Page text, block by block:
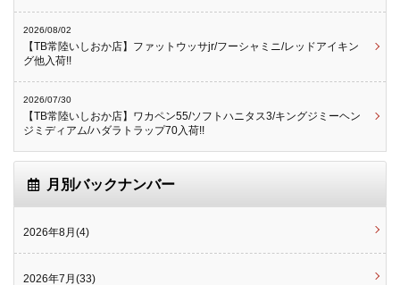
2026/08/02
【TB常陸いしおか店】ファットウッサjr/フーシャミニ/レッドアイキン
グ他入荷!!
2026/07/30
【TB常陸いしおか店】ワカペン55/ソフトハニタス3/キングジミーヘン
ジミディアム/ハダラトラップ70入荷!!
月別バックナンバー
2026年8月(4)
2026年7月(33)